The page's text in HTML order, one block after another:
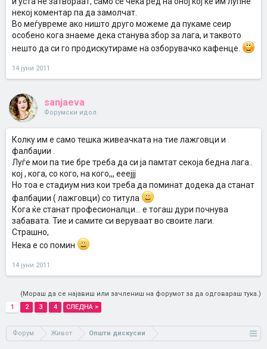
некој коментар па да замолчат.
Во меѓувреме ако ништо друго можеме да пукаме сеир
особено кога знаеме дека станува збор за лага, и таквото
нешто да си го продискутираме на озборувачко кафенце.
14 јуни 2011
sanjaeva
Форумски идол
Колку им е само тешка живеачката на тие лажговци и
фалбаџии .
Луѓе мои па тие бре треба да си ја памтат секоја бедна лага..
кој , кога, со кого, на кого,,, ееејјј
Но тоа е стадиум низ кои треба да поминат додека да станат
фалбаџии ( лажговци) со титула
Кога ќе станат професионалци... е тогаш дури почнува
забавата. Тие и самите си веруваат во своите лаги.
Страшно,
Нека е со помин
14 јуни 2011
(Мораш да се најавиш или зачлениш на форумот за да одговараш тука.)
1
2 3 4 СЛЕДНА >
Форум Живот Општи дискусии